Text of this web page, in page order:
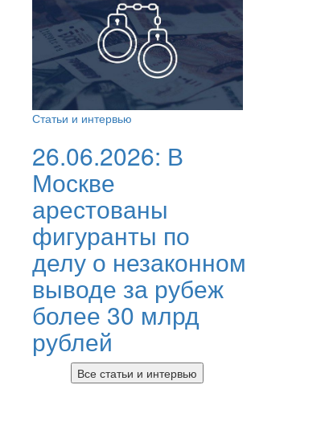
Статьи и интервью
26.06.2026: В
Москве
арестованы
фигуранты по
делу о незаконном
выводе за рубеж
более 30 млрд
рублей
Все статьи и интервью